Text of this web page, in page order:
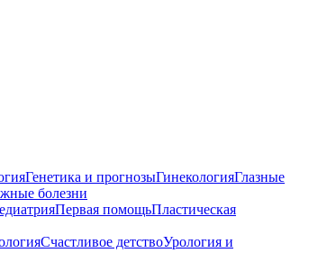
Генетика и прогнозыГинекологияГлазные
болезни
Первая помощьПластическая
Счастливое детствоУрология и